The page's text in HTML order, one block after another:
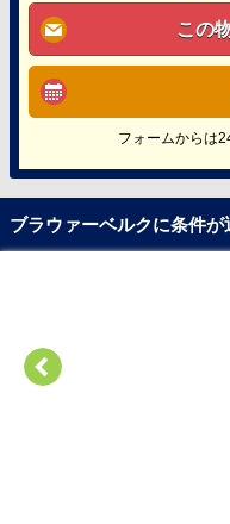
この
フォームからは
ブラウァーベルクに条件が